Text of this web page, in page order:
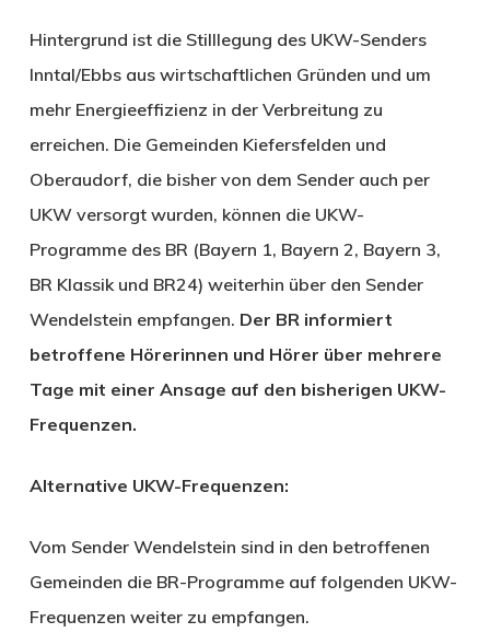
Hintergrund ist die Stilllegung des UKW-Senders
Inntal/Ebbs aus wirtschaftlichen Gründen und um
mehr Energieeffizienz in der Verbreitung zu
erreichen. Die Gemeinden Kiefersfelden und
Oberaudorf, die bisher von dem Sender auch per
UKW versorgt wurden, können die UKW-
Programme des BR (Bayern 1, Bayern 2, Bayern 3,
BR Klassik und BR24) weiterhin über den Sender
Wendelstein empfangen. Der BR informiert
betroffene Hörerinnen und Hörer über mehrere
Tage mit einer Ansage auf den bisherigen UKW-
Frequenzen.
Alternative UKW-Frequenzen:
Vom Sender Wendelstein sind in den betroffenen
Gemeinden die BR-Programme auf folgenden UKW-
Frequenzen weiter zu empfangen.